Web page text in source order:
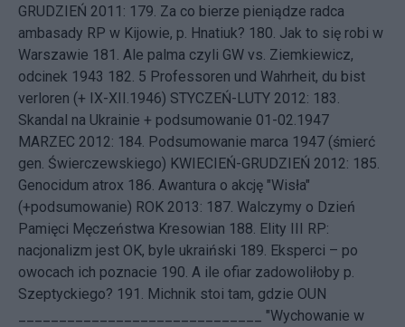
GRUDZIEŃ 2011: 179. Za co bierze pieniądze radca
ambasady RP w Kijowie, p. Hnatiuk? 180. Jak to się robi w
Warszawie 181. Ale palma czyli GW vs. Ziemkiewicz,
odcinek 1943 182. 5 Professoren und Wahrheit, du bist
verloren (+ IX-XII.1946) STYCZEŃ-LUTY 2012: 183.
Skandal na Ukrainie + podsumowanie 01-02.1947
MARZEC 2012: 184. Podsumowanie marca 1947 (śmierć
gen. Świerczewskiego) KWIECIEŃ-GRUDZIEŃ 2012: 185.
Genocidum atrox 186. Awantura o akcję "Wisła"
(+podsumowanie) ROK 2013: 187. Walczymy o Dzień
Pamięci Męczeństwa Kresowian 188. Elity III RP:
nacjonalizm jest OK, byle ukraiński 189. Eksperci – po
owocach ich poznacie 190. A ile ofiar zadowoliłoby p.
Szeptyckiego? 191.
Michnik stoi tam, gdzie OUN
______________________________ "Wychowanie w